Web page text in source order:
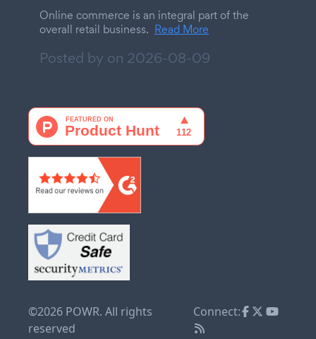
Online commerce is an integral part of the
overall retail business. Read More
Posted by on 2026-08-09
©2026 POWR. All rights
reserved
Connect: